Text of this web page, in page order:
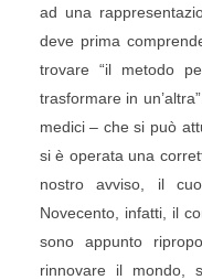
ad una
deve prima
trovare “il metodo
trasformare in
medici – che si può
si è operata una
nostro avviso, il
Novecento, infatti, il
sono appunto
rinnovare il mondo,